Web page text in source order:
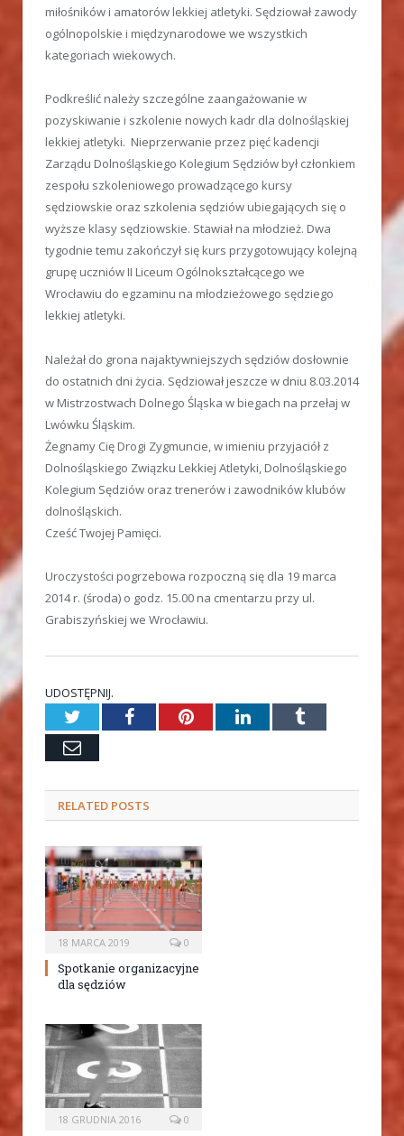
miłośników i amatorów lekkiej atletyki. Sędziował zawody
ogólnopolskie i międzynarodowe we wszystkich
kategoriach wiekowych.
Podkreślić należy szczególne zaangażowanie w
pozyskiwanie i szkolenie nowych kadr dla dolnośląskiej
lekkiej atletyki. Nieprzerwanie przez pięć kadencji
Zarządu Dolnośląskiego Kolegium Sędziów był członkiem
zespołu szkoleniowego prowadzącego kursy
sędziowskie oraz szkolenia sędziów ubiegających się o
wyższe klasy sędziowskie. Stawiał na młodzież. Dwa
tygodnie temu zakończył się kurs przygotowujący kolejną
grupę uczniów II Liceum Ogólnokształcącego we
Wrocławiu do egzaminu na młodzieżowego sędziego
lekkiej atletyki.
Należał do grona najaktywniejszych sędziów dosłownie
do ostatnich dni życia. Sędziował jeszcze w dniu 8.03.2014
w Mistrzostwach Dolnego Śląska w biegach na przełaj w
Lwówku Śląskim.
Żegnamy Cię Drogi Zygmuncie, w imieniu przyjaciół z
Dolnośląskiego Związku Lekkiej Atletyki, Dolnośląskiego
Kolegium Sędziów oraz trenerów i zawodników klubów
dolnośląskich.
Cześć Twojej Pamięci.
Uroczystości pogrzebowa rozpoczną się dla 19 marca
2014 r. (środa) o godz. 15.00 na cmentarzu przy ul.
Grabiszyńskiej we Wrocławiu.
UDOSTĘPNIJ.
TwitterFacebookPinterestLinkedInTumblr
Email
RELATED POSTS
18 MARCA 2019 0
Spotkanie organizacyjne
dla sędziów
18 GRUDNIA 2016 0